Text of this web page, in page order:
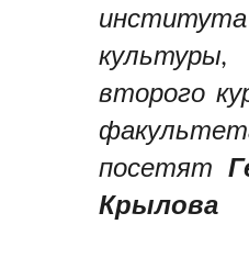
второго
посетят
Крылова